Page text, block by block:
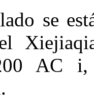
se
AC
i,